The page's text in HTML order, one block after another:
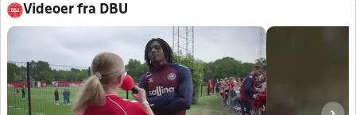
Videoer fra DBU